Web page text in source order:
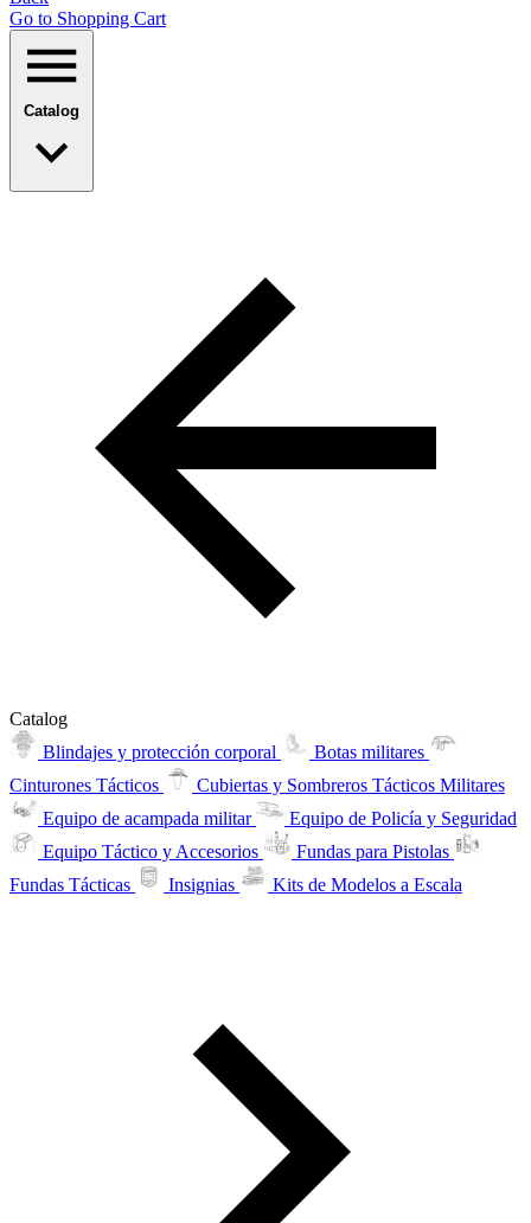
Go to Shopping Сart
Catalog
Catalog
Blindajes y protección corporal
Botas militares
Cinturones Tácticos
Cubiertas y Sombreros Tácticos Militares
Equipo de acampada militar
Equipo de Policía y Seguridad
Equipo Táctico y Accesorios
Fundas para Pistolas
Fundas Tácticas
Insignias Kits de Modelos a Escala